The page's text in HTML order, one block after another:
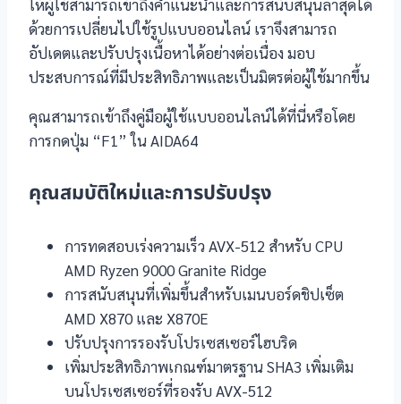
ให้ผู้ใช้สามารถเข้าถึงคำแนะนำและการสนับสนุนล่าสุดได้
ด้วยการเปลี่ยนไปใช้รูปแบบออนไลน์ เราจึงสามารถ
อัปเดตและปรับปรุงเนื้อหาได้อย่างต่อเนื่อง มอบ
ประสบการณ์ที่มีประสิทธิภาพและเป็นมิตรต่อผู้ใช้มากขึ้น
คุณสามารถเข้าถึงคู่มือผู้ใช้แบบออนไลน์ได้ที่นี่หรือโดย
การกดปุ่ม “F1” ใน AIDA64
คุณสมบัติใหม่และการปรับปรุง
การทดสอบเร่งความเร็ว AVX-512 สำหรับ CPU
AMD Ryzen 9000 Granite Ridge
การสนับสนุนที่เพิ่มขึ้นสำหรับเมนบอร์ดชิปเซ็ต
AMD X870 และ X870E
ปรับปรุงการรองรับโปรเซสเซอร์ไฮบริด
เพิ่มประสิทธิภาพเกณฑ์มาตรฐาน SHA3 เพิ่มเติม
บนโปรเซสเซอร์ที่รองรับ AVX-512